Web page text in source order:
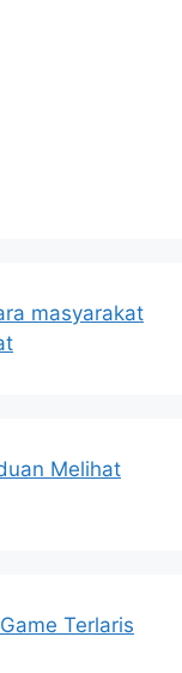
masyarakat
Melihat
Terlaris